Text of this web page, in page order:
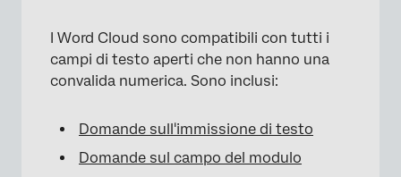
I Word Cloud sono compatibili con tutti i
campi di testo aperti che non hanno una
convalida numerica. Sono inclusi:
Domande sull'immissione di testo
Domande sul campo del modulo